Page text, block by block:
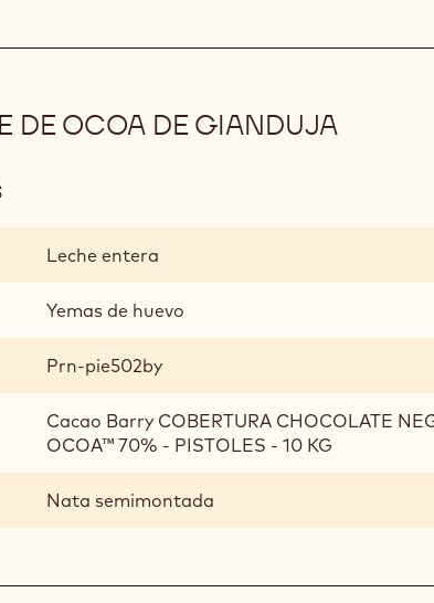
DE OCOA DE GIANDUJA
GIANDUJA
Leche entera
Yemas de huevo
Prn-pie502by
Cacao Barry COBERTURA CHOCOLATE
OCOA™ 70% - PISTOLES - 10 KG
Nata semimontada